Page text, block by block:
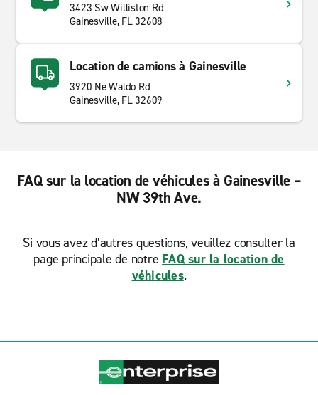
3423 Sw Williston Rd
Gainesville, FL 32608
Location de camions à Gainesville
3920 Ne Waldo Rd
Gainesville, FL 32609
FAQ sur la location de véhicules à Gainesville –
NW 39th Ave.
Si vous avez d’autres questions, veuillez consulter la
page principale de notre FAQ sur la location de
véhicules.